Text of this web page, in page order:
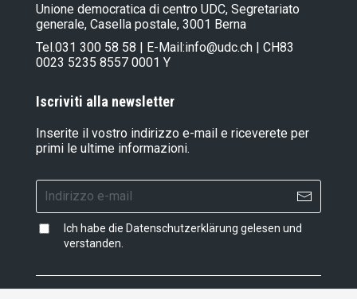
Unione democratica di centro UDC, Segretariato
generale, Casella postale, 3001 Berna
Tel.031 300 58 58 | E-Mail:info@udc.ch | CH83
0023 5235 8557 0001 Y
Iscriviti alla newsletter
Inserite il vostro indirizzo e-mail e riceverete per
primi le ultime informazioni.
Ich habe die Datenschutzerklärung gelesen und
verstanden.